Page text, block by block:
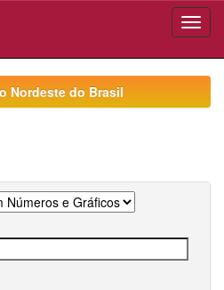
Nordeste do Brasil